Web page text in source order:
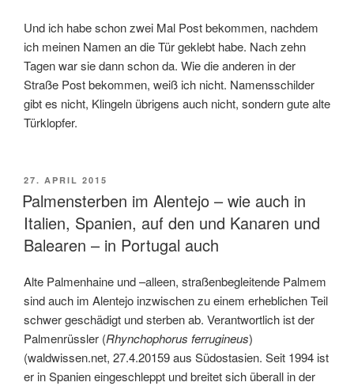
Und ich habe schon zwei Mal Post bekommen, nachdem
ich meinen Namen an die Tür geklebt habe. Nach zehn
Tagen war sie dann schon da. Wie die anderen in der
Straße Post bekommen, weiß ich nicht. Namensschilder
gibt es nicht, Klingeln übrigens auch nicht, sondern gute alte
Türklopfer.
VERÖFFENTLICHT
AM
27. APRIL 2015
Palmensterben im Alentejo – wie auch in
Italien, Spanien, auf den und Kanaren und
Balearen – in Portugal auch
Alte Palmenhaine und –alleen, straßenbegleitende Palmem
sind auch im Alentejo inzwischen zu einem erheblichen Teil
schwer geschädigt und sterben ab. Verantwortlich ist der
Palmenrüssler (Rhynchophorus ferrugineus)
(waldwissen.net, 27.4.20159 aus Südostasien. Seit 1994 ist
er in Spanien eingeschleppt und breitet sich überall in der